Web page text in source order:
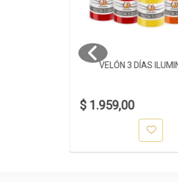
VELÓN 3 DÍAS
$ 1.959,00